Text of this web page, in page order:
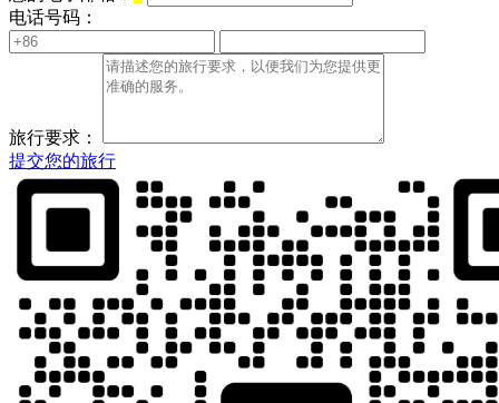
电话号码：
旅行要求：
提交您的旅行